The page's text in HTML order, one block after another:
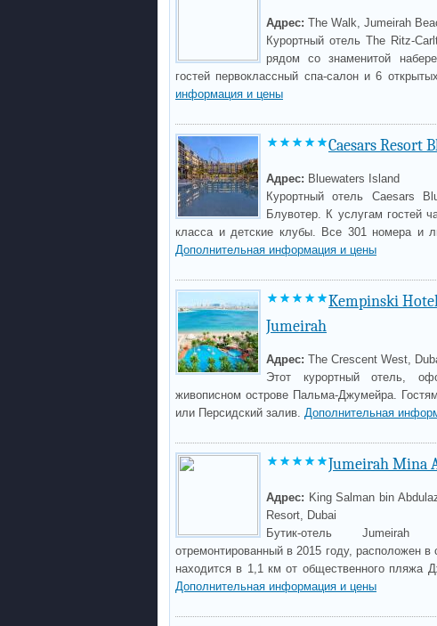
Адрес: The Walk, Jumeirah
Курортный отель The Ritz-
рядом со знаменитой
гостей первоклассный спа-салон и 6
информация и цены
Caesars Resort
Адрес: Bluewaters Island
Курортный отель Caesars
Блувотер. К услугам гостей
класса и детские клубы. Все 301 номера и
Дополнительная информация и цены
Kempinski
Jumeirah
Адрес: The Crescent West,
Этот курортный отель,
живописном острове Пальма-Джумейра.
или Персидский залив. Дополнительная
Jumeirah Mina
Адрес: King Salman bin
Resort, Dubai
Бутик-отель
отремонтированный в 2015 году, расположен
находится в 1,1 км от общественного пляжа
Дополнительная информация и цены